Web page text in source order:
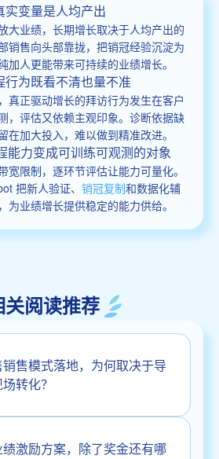
实变量是人均产出
大业绩，长期增长取决于人均产出的
销售向头部靠拢，把销冠经验沉淀为
加人更能带来可持续的业绩增长。
为既看不清也量不准
真正驱动增长的拜访行为发生在客户
，评估又依赖主观印象。诊断依据缺
在加大投入，难以做到精准改进。
能力变成可训练可观测的对象
宽限制，逐环节评估让能力可量化。
把新人验证、 销冠复制和数据化辅
为业绩增长提供稳定的能力供给。
关阅读推荐
售模式落地，为何取决于导
转化？
激励方案，除了奖金还有哪